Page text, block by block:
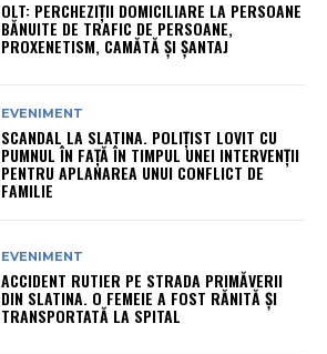
OLT: PERCHEZIŢII DOMICILIARE LA PERSOANE
BĂNUITE DE TRAFIC DE PERSOANE,
PROXENETISM, CAMĂTĂ ŞI ŞANTAJ
EVENIMENT
SCANDAL LA SLATINA. POLIȚIST LOVIT CU
PUMNUL ÎN FAȚĂ ÎN TIMPUL UNEI INTERVENȚII
PENTRU APLANAREA UNUI CONFLICT DE
FAMILIE
EVENIMENT
ACCIDENT RUTIER PE STRADA PRIMĂVERII
DIN SLATINA. O FEMEIE A FOST RĂNITĂ ȘI
TRANSPORTATĂ LA SPITAL